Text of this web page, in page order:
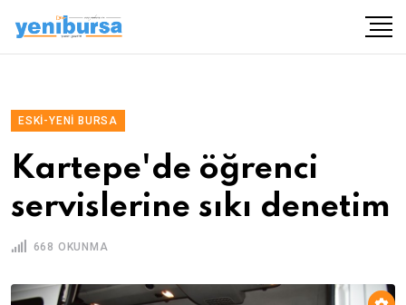
ESKI-YENI BURSA
Kartepe'de öğrenci
servislerine sıkı denetim
668 OKUNMA